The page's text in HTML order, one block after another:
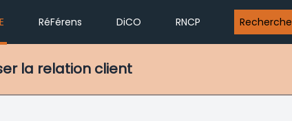
RéFérens DiCO RNCP Recherche
la relation client